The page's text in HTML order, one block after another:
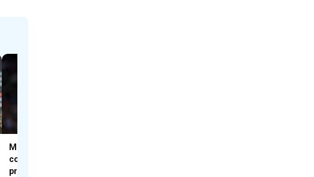
Mercato – Real Madrid :
comment le Real Betis veut
profiter de l’éclatement du